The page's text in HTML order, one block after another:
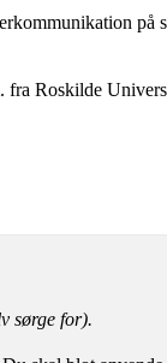
Roskilde
sørge for).